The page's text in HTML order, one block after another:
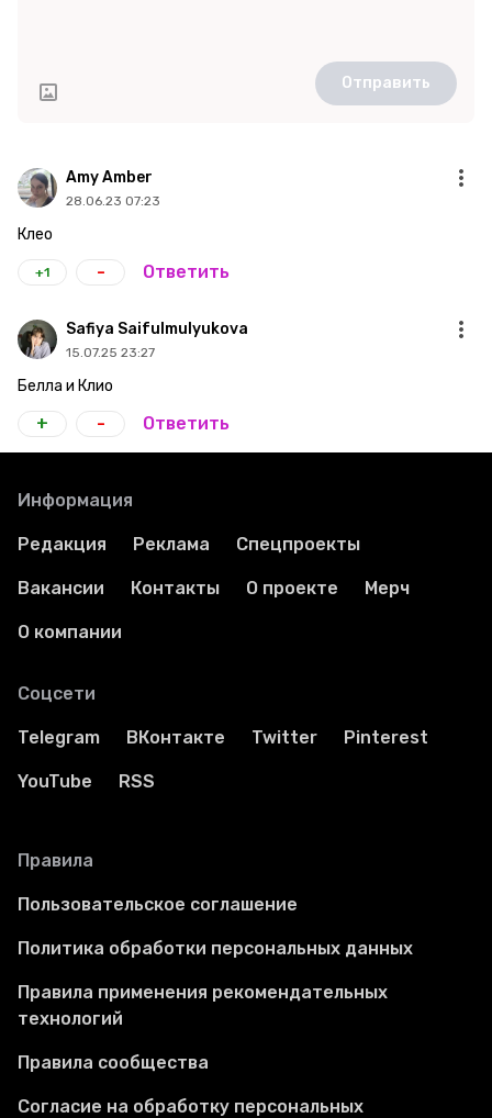
Отправить
Amy Amber
28.06.23 07:23
Клео
+1 - Ответить
Safiya Saifulmulyukova
15.07.25 23:27
Белла и Клио
+ - Ответить
Информация
Редакция Реклама Спецпроекты
Вакансии Контакты О проекте Мерч
О компании
Соцсети
Telegram ВКонтакте Twitter Pinterest
YouTube RSS
Правила
Пользовательское соглашение
Политика обработки персональных данных
Правила применения рекомендательных
технологий
Правила сообщества
Согласие на обработку персональных